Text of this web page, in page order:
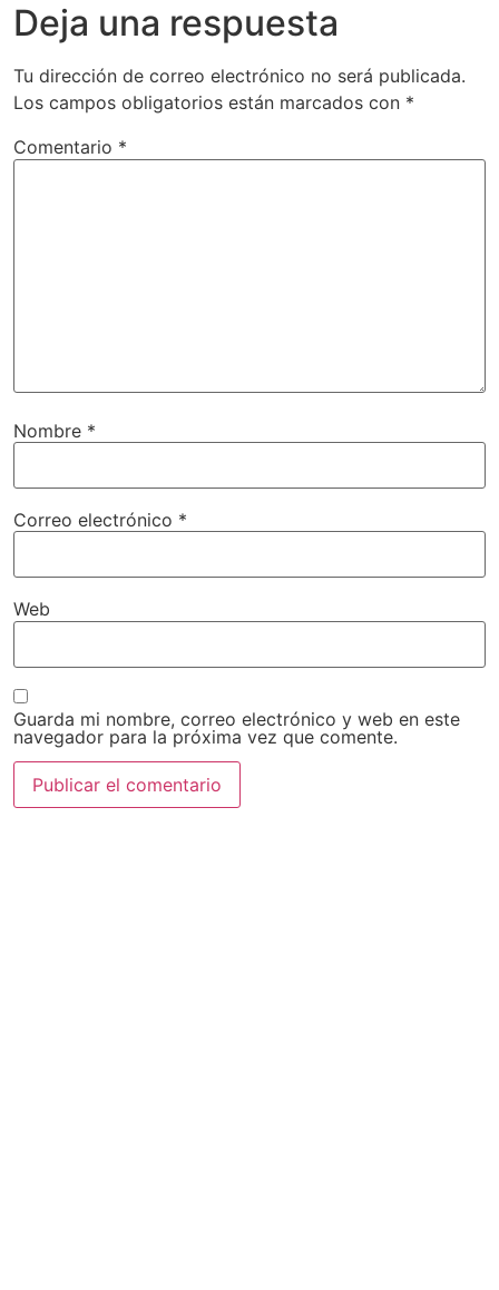
Deja una respuesta
Tu dirección de correo electrónico no será publicada.
Los campos obligatorios están marcados con *
Comentario *
Nombre *
Correo electrónico *
Web
Guarda mi nombre, correo electrónico y web en este
navegador para la próxima vez que comente.